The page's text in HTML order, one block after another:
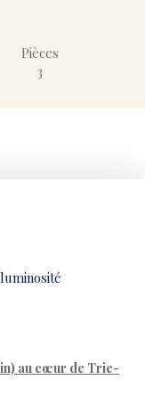
Pièces
3
au cœur de Trie-